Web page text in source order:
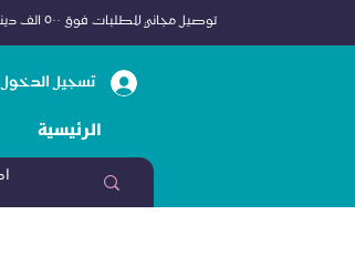
توصيل مجاني للطلبات فوق ٥٠٠ الف دينار
تسجيل الدخول
الرئيسية